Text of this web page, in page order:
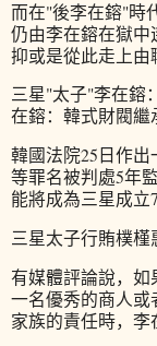
而在"後李在鎔"時
仍由李在鎔在獄中
抑或是從此走上由
三星"太子"李在鎔
在鎔：韓式財閥繼
韓國法院25日作
等罪名被判處5年
能將成為三星成
三星太子行賄樸槿
有媒體評論說，
一名優秀的商人
家族的責任時，